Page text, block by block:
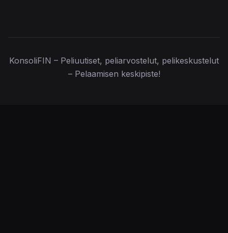
KonsoliFIN – Peliuutiset, peliarvostelut, pelikeskustelut
– Pelaamisen keskipiste!